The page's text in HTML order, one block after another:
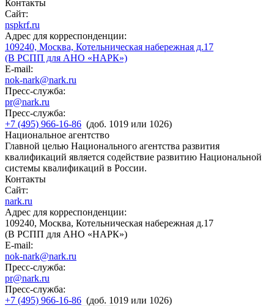
Контакты
Сайт:
nspkrf.ru
Адрес для корреспонденции:
109240, Москва, Котельническая набережная д.17
(В РСПП для АНО «НАРК»)
E-mail:
nok-nark@nark.ru
Пресс-служба:
pr@nark.ru
Пресс-служба:
+7 (495) 966-16-86 (доб. 1019 или 1026)
Национальное агентство
Главной целью Национального агентства развития
квалификаций является содействие развитию Национальной
системы квалификаций в России.
Контакты
Сайт:
nark.ru
Адрес для корреспонденции:
109240, Москва, Котельническая набережная д.17
(В РСПП для АНО «НАРК»)
E-mail:
nok-nark@nark.ru
Пресс-служба:
pr@nark.ru
Пресс-служба:
+7 (495) 966-16-86 (доб. 1019 или 1026)